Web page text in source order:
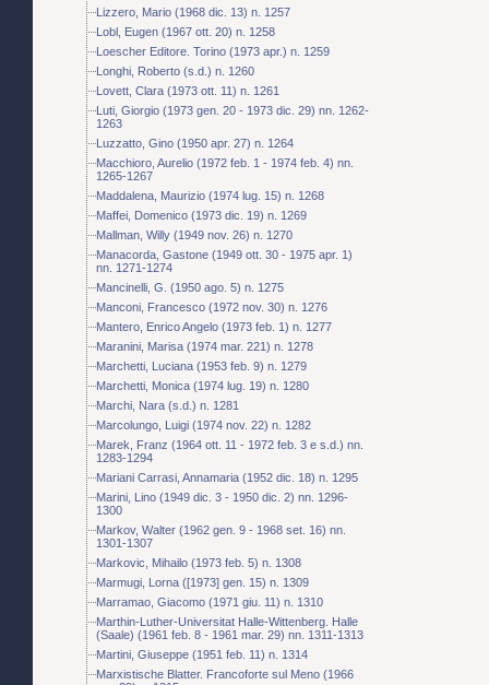
Lizzero, Mario (1968 dic. 13) n. 1257
Lobl, Eugen (1967 ott. 20) n. 1258
Loescher Editore. Torino (1973 apr.) n. 1259
Longhi, Roberto (s.d.) n. 1260
Lovett, Clara (1973 ott. 11) n. 1261
Luti, Giorgio (1973 gen. 20 - 1973 dic. 29) nn. 1262-
1263
Luzzatto, Gino (1950 apr. 27) n. 1264
Macchioro, Aurelio (1972 feb. 1 - 1974 feb. 4) nn.
1265-1267
Maddalena, Maurizio (1974 lug. 15) n. 1268
Maffei, Domenico (1973 dic. 19) n. 1269
Mallman, Willy (1949 nov. 26) n. 1270
Manacorda, Gastone (1949 ott. 30 - 1975 apr. 1)
nn. 1271-1274
Mancinelli, G. (1950 ago. 5) n. 1275
Manconi, Francesco (1972 nov. 30) n. 1276
Mantero, Enrico Angelo (1973 feb. 1) n. 1277
Maranini, Marisa (1974 mar. 221) n. 1278
Marchetti, Luciana (1953 feb. 9) n. 1279
Marchetti, Monica (1974 lug. 19) n. 1280
Marchi, Nara (s.d.) n. 1281
Marcolungo, Luigi (1974 nov. 22) n. 1282
Marek, Franz (1964 ott. 11 - 1972 feb. 3 e s.d.) nn.
1283-1294
Mariani Carrasi, Annamaria (1952 dic. 18) n. 1295
Marini, Lino (1949 dic. 3 - 1950 dic. 2) nn. 1296-
1300
Markov, Walter (1962 gen. 9 - 1968 set. 16) nn.
1301-1307
Markovic, Mihailo (1973 feb. 5) n. 1308
Marmugi, Lorna ([1973] gen. 15) n. 1309
Marramao, Giacomo (1971 giu. 11) n. 1310
Marthin-Luther-Universitat Halle-Wittenberg. Halle
(Saale) (1961 feb. 8 - 1961 mar. 29) nn. 1311-1313
Martini, Giuseppe (1951 feb. 11) n. 1314
Marxistische Blatter. Francoforte sul Meno (1966